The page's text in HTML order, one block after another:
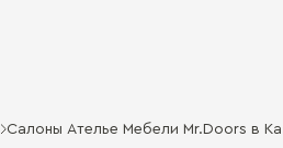
Салоны Ателье Мебели Mr.Doors в